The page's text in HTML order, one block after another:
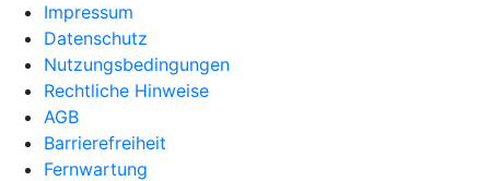
Impressum
Datenschutz
Nutzungsbedingungen
Rechtliche Hinweise
AGB
Barrierefreiheit
Fernwartung